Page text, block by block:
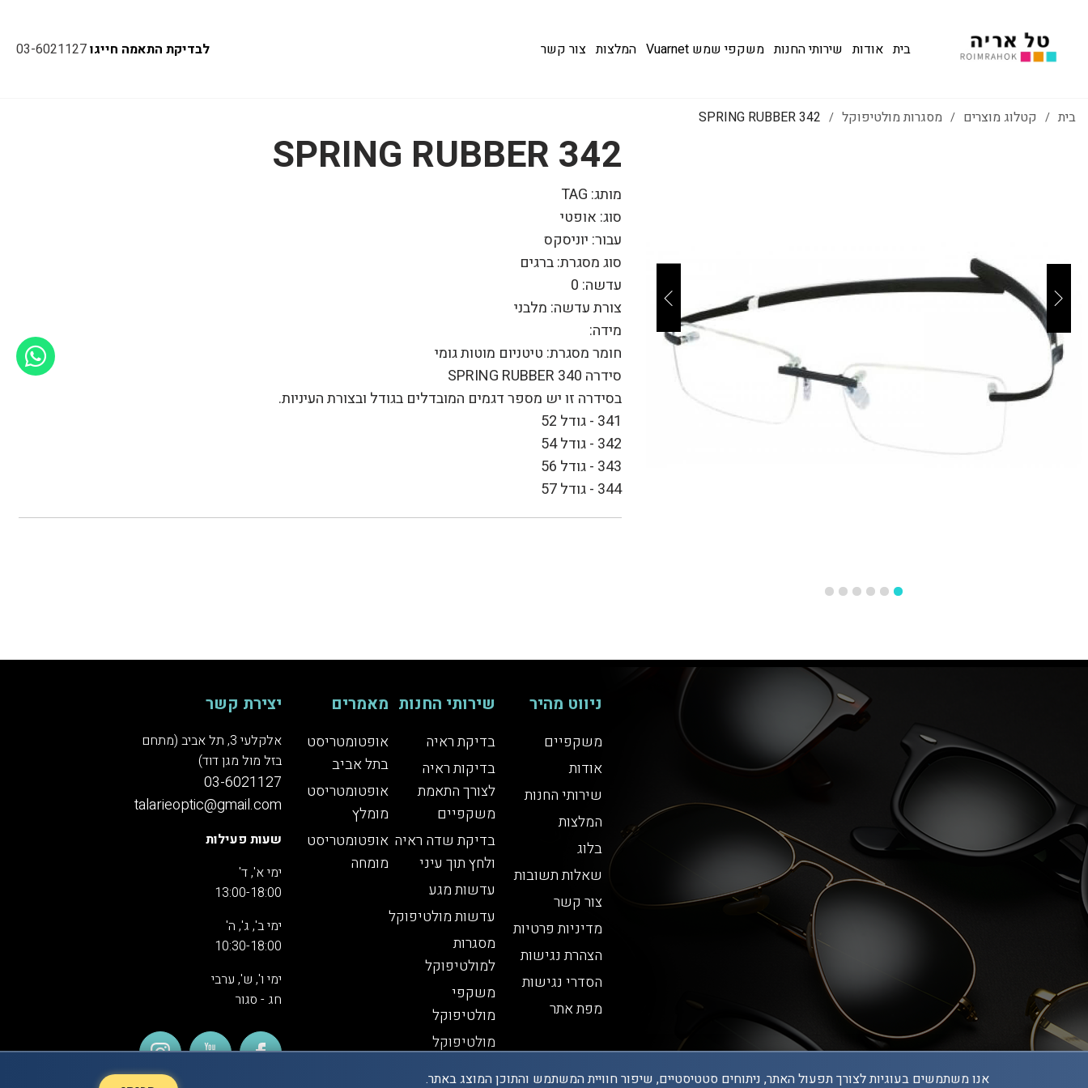
בית אודות שירותי החנות משקפי שמש Vuarnet המלצות צור קשר לבדיקת התאמה חייגו03-6021127
בית / קטלוג מוצרים / מסגרות מולטיפוקל /
342 SPRING RUBBER
342 SPRING RUBBER
מותג: TAG
סוג: אופטי
עבור: יוניסקס
סוג מסגרת: ברגים
עדשה: 0
צורת עדשה: מלבני
מידה:
חומר מסגרת: טיטניום מוטות גומי
סידרה 340 SPRING RUBBER
בסידרה זו יש מספר דגמים המובדלים בגודל ובצורת העיניות.
341 - גודל 52
342 - גודל 54
343 - גודל 56
344 - גודל 57
ניווט מהיר
משקפיים
אודות
שירותי החנות
המלצות
בלוג
שאלות תשובות
צור קשר
מדיניות פרטיות
הצהרת נגישות
הסדרי נגישות
מפת אתר
שירותי החנות
בדיקת ראיה
בדיקות ראיה
לצורך התאמת
משקפיים
בדיקת שדה ראיה
ולחץ תוך עיני
עדשות מגע
עדשות מולטיפוקל
מסגרות
למולטיפוקל
משקפי
מולטיפוקל
מולטיפוקל
מאמרים
אופטומטריסט
בתל אביב
אופטומטריסט
מומלץ
אופטומטריסט
מומחה
יצירת קשר
אלקלעי 3, תל אביב (מתחם
בזל מול מגן דוד)
03-6021127
talarieoptic@gmail.com
שעות פעילות
ימי א', ד'
13:00-18:00
ימי ב', ג', ה'
10:30-18:00
ימי ו', ש', ערבי
חג - סגור
אנו משתמשים בעוגיות לצורך תפעול האתר, ניתוחים סטטיסטיים, שיפור חוויית המשתמש והתוכן המוצג באתר.